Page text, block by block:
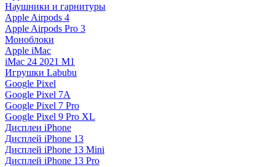
Наушники и гарнитуры
Apple Airpods 4
Apple Airpods Pro 3
Моноблоки
Apple iMac
iMac 24 2021 M1
Игрушки Labubu
Google Pixel
Google Pixel 7А
Google Pixel 7 Pro
Google Pixel 9 Pro XL
Дисплеи iPhone
Дисплей iPhone 13
Дисплей iPhone 13 Mini
Дисплей iPhone 13 Pro